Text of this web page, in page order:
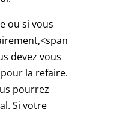
ou si vous
devez vous
la refaire.
pourrez
Si votre